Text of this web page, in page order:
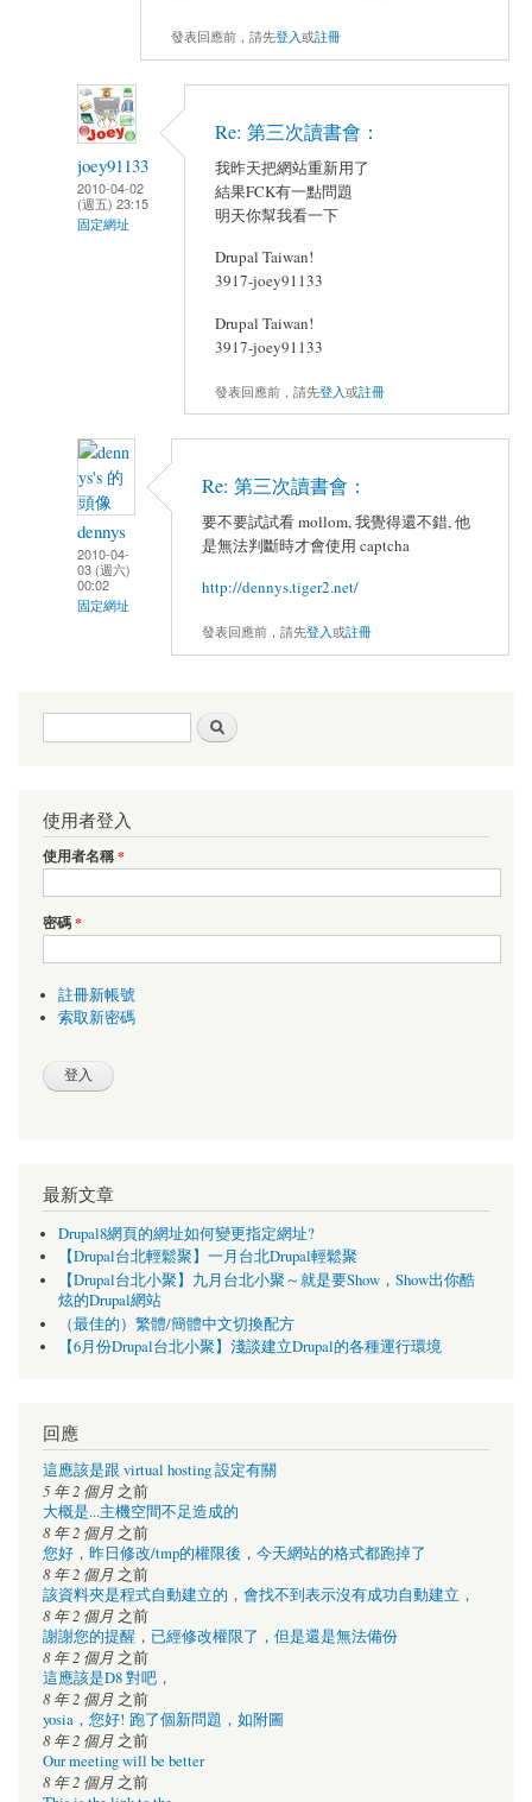
發表回應前，請先登入或註冊
joey91133
2010-04-02
(週五) 23:15
固定網址
Re: 第三次讀書會：
我昨天把網站重新用了
結果FCK有一點問題
明天你幫我看一下
Drupal Taiwan!
3917-joey91133
Drupal Taiwan!
3917-joey91133
發表回應前，請先登入或註冊
dennys
2010-04-
03 (週六)
00:02
固定網址
Re: 第三次讀書會：
要不要試試看 mollom, 我覺得還不錯, 他
是無法判斷時才會使用 captcha
http://dennys.tiger2.net/
發表回應前，請先登入或註冊
搜尋表單
使用者登入
使用者名稱*
密碼*
註冊新帳號
索取新密碼
最新文章
Drupal8網頁的網址如何變更指定網址?
【Drupal台北輕鬆聚】一月台北Drupal輕鬆聚
【Drupal台北小聚】九月台北小聚～就是要Show，Show出你酷
炫的Drupal網站
（最佳的）繁體/簡體中文切換配方
【6月份Drupal台北小聚】淺談建立Drupal的各種運行環境
回應
這應該是跟 virtual hosting 設定有關
5 年 2 個月 之前
大概是...主機空間不足造成的
8 年 2 個月 之前
您好，昨日修改/tmp的權限後，今天網站的格式都跑掉了
8 年 2 個月 之前
該資料夾是程式自動建立的，會找不到表示沒有成功自動建立，
8 年 2 個月 之前
謝謝您的提醒，已經修改權限了，但是還是無法備份
8 年 2 個月 之前
這應該是D8 對吧，
8 年 2 個月 之前
yosia，您好! 跑了個新問題，如附圖
8 年 2 個月 之前
Our meeting will be better
8 年 2 個月 之前